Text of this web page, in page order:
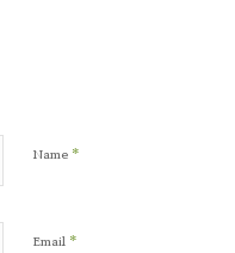
Name *
Email *